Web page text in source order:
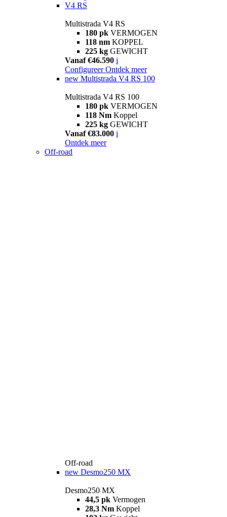
V4 RS
Multistrada V4 RS
180 pk VERMOGEN
118 nm KOPPEL
225 kg GEWICHT
Vanaf €46.590 i
Configureer Ontdek meer
new Multistrada V4 RS 100
Multistrada V4 RS 100
180 pk VERMOGEN
118 Nm Koppel
225 kg GEWICHT
Vanaf €83.000 i
Ontdek meer
Off-road
Off-road
new Desmo250 MX
Desmo250 MX
44,5 pk Vermogen
28,3 Nm Koppel